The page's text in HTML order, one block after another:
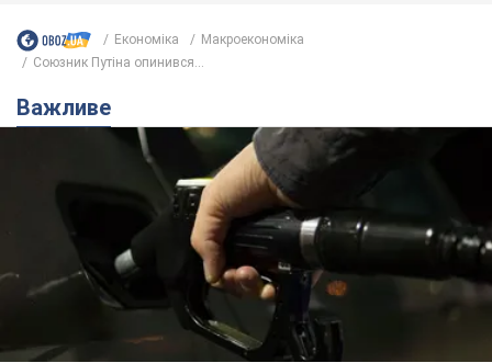
Економіка
Mакроекономіка
Союзник Путіна опинився...
Важливе